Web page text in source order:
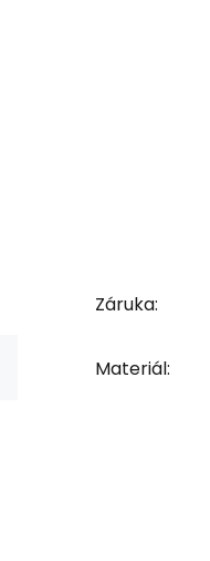
Záruka:
Materiál: